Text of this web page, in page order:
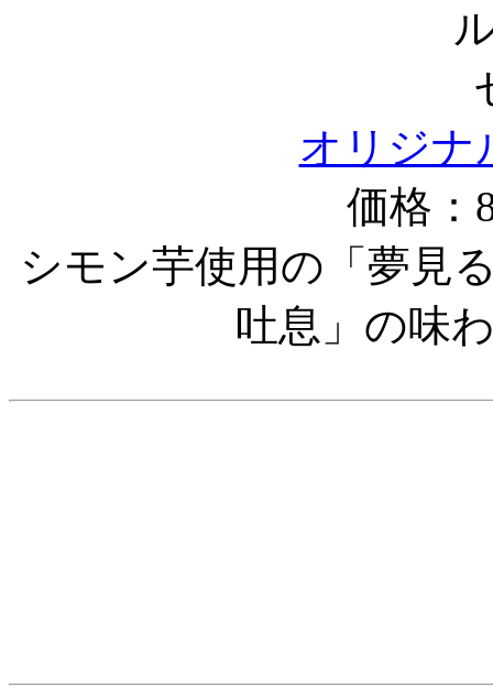
オリジナ
価格：
シモン芋使用の「夢見
吐息」の味